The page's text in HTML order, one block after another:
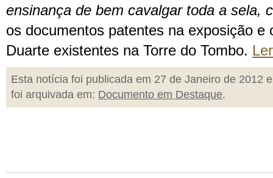
ensinança de bem cavalgar toda a sela, c
os documentos patentes na exposição e
Duarte existentes na Torre do Tombo.
Esta notícia foi publicada em 27 de Janeiro de 2012 e
foi arquivada em: Documento em Destaque.